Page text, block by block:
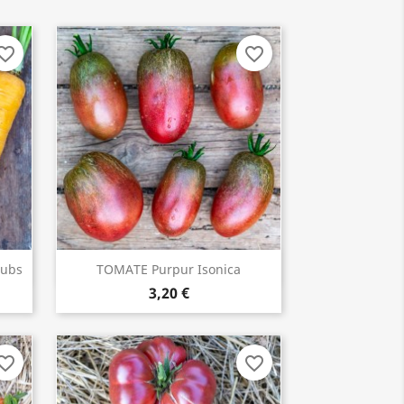
TOMATE Purpur Isonica
3,20 €
 ACHETER
favorite_border
favorite_border